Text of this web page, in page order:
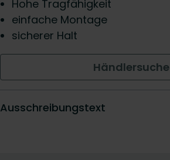
Hohe Tragfähigkeit
einfache Montage
sicherer Halt
Händlersuche
Ausschreibungstext